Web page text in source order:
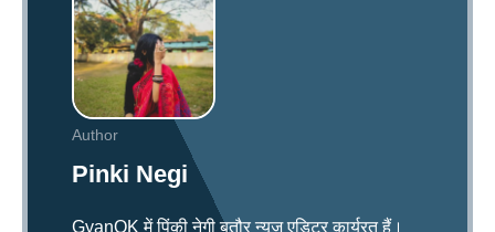
Author
Pinki Negi
GyanOK में पिंकी नेगी बतौर न्यूज एडिटर कार्यरत हैं।